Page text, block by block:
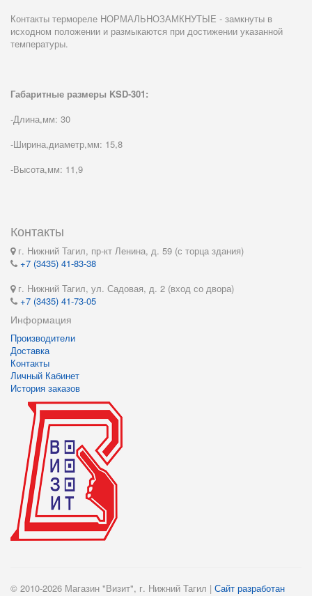
Контакты термореле НОРМАЛЬНОЗАМКНУТЫЕ - замкнуты в
исходном положении и размыкаются при достижении указанной
температуры.
Габаритные размеры KSD-301:
-Длина,мм: 30
-Ширина,диаметр,мм: 15,8
-Высота,мм: 11,9
Контакты
г. Нижний Тагил, пр-кт Ленина, д. 59 (с торца здания)
+7 (3435) 41-83-38
г. Нижний Тагил, ул. Садовая, д. 2 (вход со двора)
+7 (3435) 41-73-05
Информация
Производители
Доставка
Контакты
Личный Кабинет
История заказов
© 2010-2026 Магазин "Визит", г. Нижний Тагил | Сайт разработан